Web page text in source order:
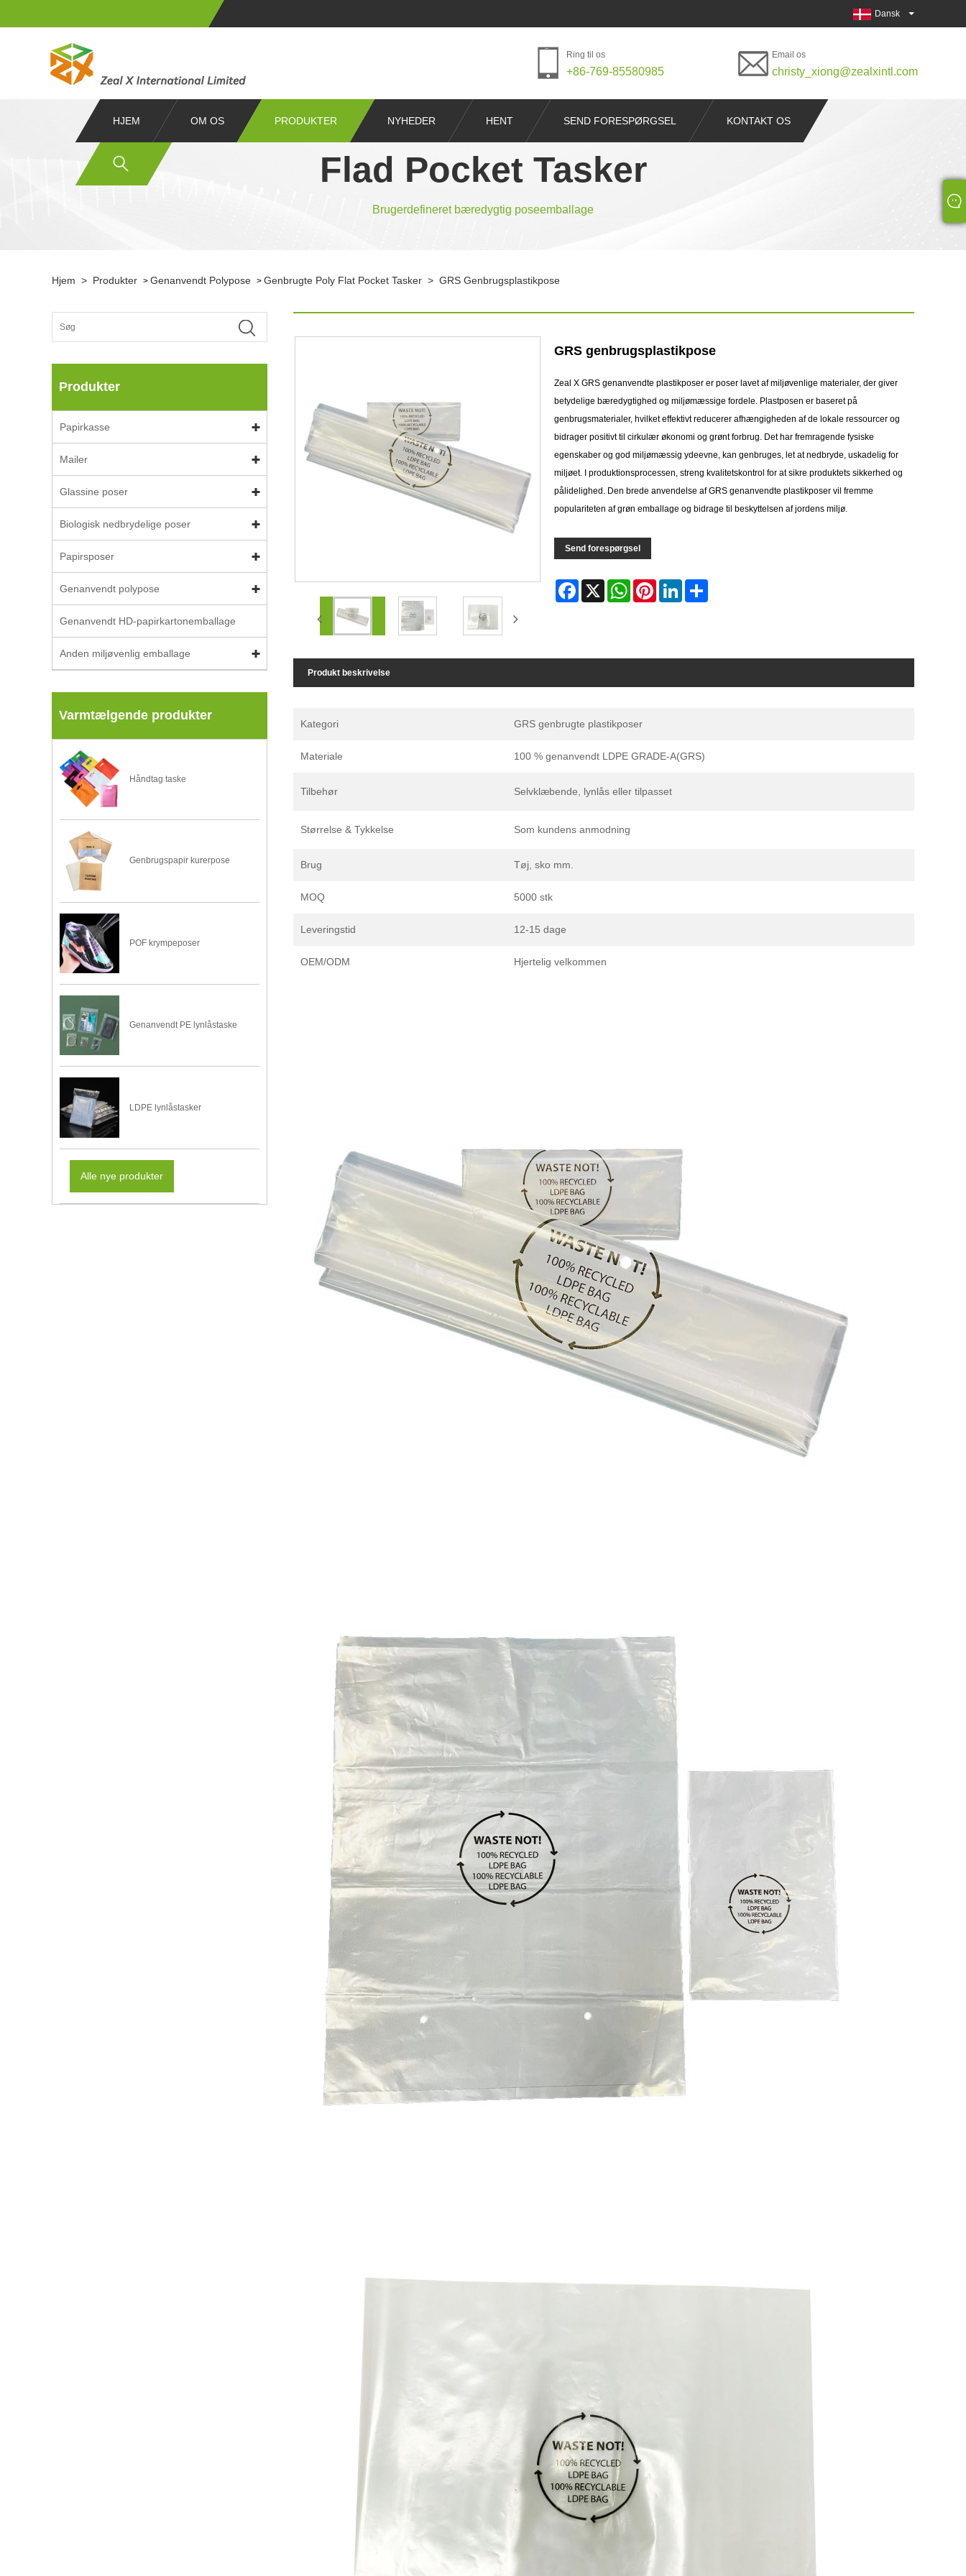
Dansk
Ring til os
+86-769-85580985
Email os
christy_xiong@zealxintl.com
HJEM OM OS PRODUKTER NYHEDER HENT SEND FORESPØRGSEL KONTAKT OS
Flad Pocket Tasker
Brugerdefineret bæredygtig poseemballage
Hjem > Produkter > Genanvendt Polypose > Genbrugte Poly Flat Pocket Tasker > GRS Genbrugsplastikpose
Produkter
Papirkasse
Mailer
Glassine poser
Biologisk nedbrydelige poser
Papirsposer
Genanvendt polypose
Genanvendt HD-papirkartonemballage
Anden miljøvenlig emballage
Varmtælgende produkter
Håndtag taske
Genbrugspapir kurerpose
POF krympeposer
Genanvendt PE lynlåstaske
LDPE lynlåstasker
Alle nye produkter
GRS genbrugsplastikpose
Zeal X GRS genanvendte plastikposer er poser lavet af miljøvenlige materialer, der giver
betydelige bæredygtighed og miljømæssige fordele. Plastposen er baseret på
genbrugsmaterialer, hvilket effektivt reducerer afhængigheden af ​​de lokale ressourcer og
bidrager positivt til cirkulær økonomi og grønt forbrug. Det har fremragende fysiske
egenskaber og god miljømæssig ydeevne, kan genbruges, let at nedbryde, uskadelig for
miljøet. I produktionsprocessen, streng kvalitetskontrol for at sikre produktets sikkerhed og
pålidelighed. Den brede anvendelse af GRS genanvendte plastikposer vil fremme
populariteten af ​​grøn emballage og bidrage til beskyttelsen af ​​jordens miljø.
Send forespørgsel
Facebook WhatsAppPinterestLinkedIn
Produkt beskrivelse
Kategori GRS genbrugte plastikposer
Materiale 100 % genanvendt LDPE GRADE-A(GRS)
Tilbehør Selvklæbende, lynlås eller tilpasset
Størrelse & Tykkelse Som kundens anmodning
Brug Tøj, sko mm.
MOQ 5000 stk
Leveringstid 12-15 dage
OEM/ODM Hjertelig velkommen